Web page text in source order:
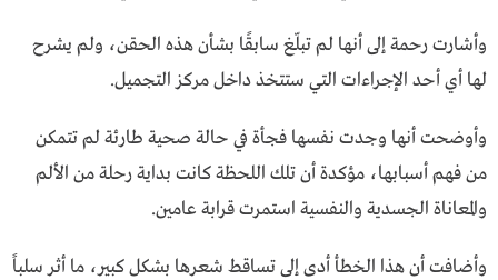
وأشارت رحمة إلى أنها لم تبلّغ سابقًا بشأن هذه الحقن، ولم يشرح
لها أي أحد الإجراءات التي ستتخذ داخل مركز التجميل.
وأوضحت أنها وجدت نفسها فجأة في حالة صحية طارئة لم تتمكن
من فهم أسبابها، مؤكدة أن تلك اللحظة كانت بداية رحلة من الألم
والمعاناة الجسدية والنفسية استمرت قرابة عامين.
وأضافت أن هذا الخطأ أدى إلى تساقط شعرها بشكل كبير، ما أثر سلباً